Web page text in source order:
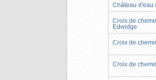
Château d'eau
Croix de
Edwidge
Croix de
Croix de